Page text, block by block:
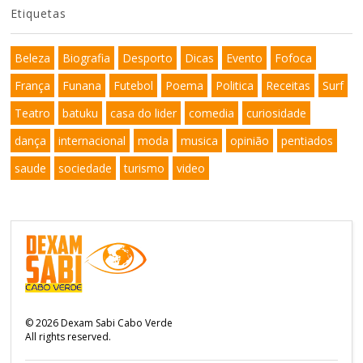
Etiquetas
Beleza Biografia Desporto Dicas Evento
Fofoca
França
Funana Futebol Poema Politica Receitas
Surf
Teatro
batuku casa do lider comedia
curiosidade
dança
internacional moda musica opinião
pentiados
saude
sociedade turismo video
©2026Dexam Sabi Cabo Verde
All rights reserved.